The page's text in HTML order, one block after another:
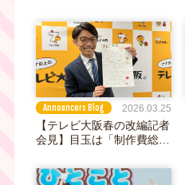
を公募！45周年を迎えるテ
レビ大阪が本気の挑戦へ
Announcers Blog 2026.03.25
【テレビ大阪春の改編記者
会見】目玉は「制作費総額
でも、福谷アナが喜んだの